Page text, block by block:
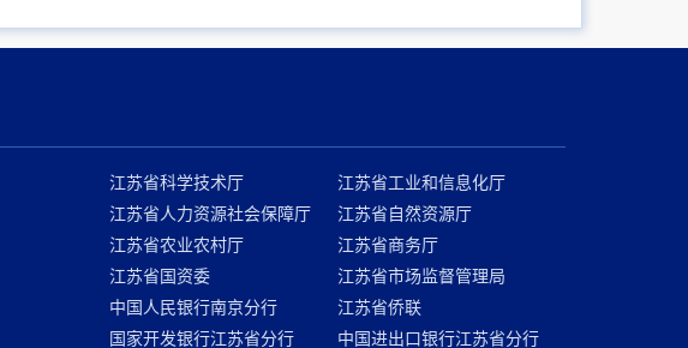
江苏省科学技术厅
江苏省工业和信息化厅
江苏省人力资源社会保障厅
江苏省自然资源厅
江苏省农业农村厅
江苏省商务厅
江苏省国资委
江苏省市场监督管理局
中国人民银行南京分行
江苏省侨联
国家开发银行江苏省分行 中国进出口银行江苏省分行